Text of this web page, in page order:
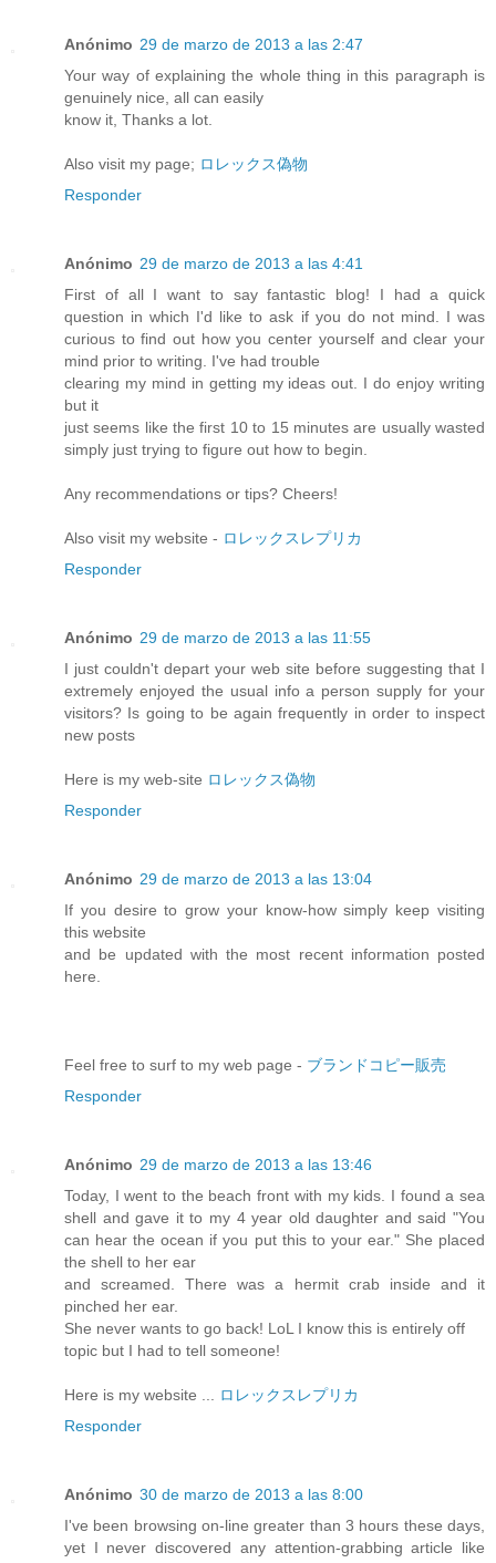
Anónimo 29 de marzo de 2013 a las 2:47
Your way of explaining the whole thing in this paragraph is
genuinely nice, all can easily
know it, Thanks a lot.
Also visit my page; ロレックス偽物
Responder
Anónimo 29 de marzo de 2013 a las 4:41
First of all I want to say fantastic blog! I had a quick
question in which I'd like to ask if you do not mind. I was
curious to find out how you center yourself and clear your
mind prior to writing. I've had trouble
clearing my mind in getting my ideas out. I do enjoy writing
but it
just seems like the first 10 to 15 minutes are usually wasted
simply just trying to figure out how to begin.
Any recommendations or tips? Cheers!
Also visit my website - ロレックスレプリカ
Responder
Anónimo 29 de marzo de 2013 a las 11:55
I just couldn't depart your web site before suggesting that I
extremely enjoyed the usual info a person supply for your
visitors? Is going to be again frequently in order to inspect
new posts
Here is my web-site ロレックス偽物
Responder
Anónimo 29 de marzo de 2013 a las 13:04
If you desire to grow your know-how simply keep visiting
this website
and be updated with the most recent information posted
here.
Feel free to surf to my web page - ブランドコピー販売
Responder
Anónimo 29 de marzo de 2013 a las 13:46
Today, I went to the beach front with my kids. I found a sea
shell and gave it to my 4 year old daughter and said "You
can hear the ocean if you put this to your ear." She placed
the shell to her ear
and screamed. There was a hermit crab inside and it
pinched her ear.
She never wants to go back! LoL I know this is entirely off
topic but I had to tell someone!
Here is my website ...
ロレックスレプリカ
Responder
Anónimo 30 de marzo de 2013 a las 8:00
I've been browsing on-line greater than 3 hours these days,
yet I never discovered any attention-grabbing article like